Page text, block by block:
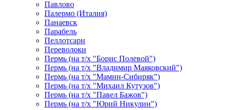
Павлово
Палермо (Италия)
Панаевск
Парабель
Пеллотсари
Переволоки
Пермь (на т/х "Борис Полевой")
Пермь (на т/х "Владимир Маяковский")
Пермь (на т/х "Мамин-Сибиряк")
Пермь (на т/х "Михаил Кутузов")
Пермь (на т/х "Павел Бажов")
Пермь (на т/х "Юрий Никулин")